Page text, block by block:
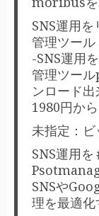
SNS運用
管理ツー
-SNS運用
管理ツー
ンロード
1980円か
未指定：
SNS運用を
SNSや
理を最適化